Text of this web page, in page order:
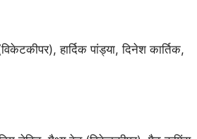
हार्दिक पांड्या, दिनेश कार्तिक,